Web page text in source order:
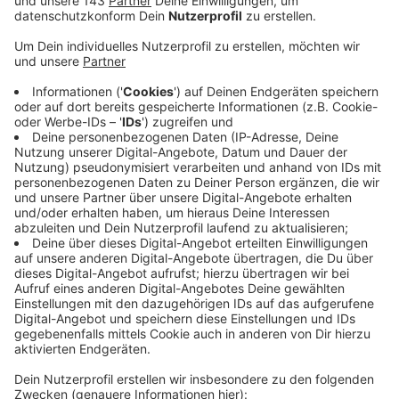
Anzeige
in der Vorweihnachtszeit Verbrennungen zu. Aktuelle
Zahlen des Statistischen Bundesamtes belegen, dass
im Jahr 2021 in Nordrhein-Westfalen insgesamt 1.281
Kinder bis zu zehn Jahren mit Verbrennungen ins
Krankenhaus eingeliefert wurden. Die meisten Kinder
waren unter fünf Jahre alt. In dieser Altersgruppe falle
es den Kindern besonders schwer, Gefahren zu
erkennen und richtig einzuschätzen. Wenn sie sich
verbrennen oder verbrühen, sei es wichtig, Ruhe zu
bewahren und das Kind zu beruhigen. Zuerst sollte in
Brand geratene Kleidung mit Wasser gelöscht oder die
Flammen mit einer Decke erstickt werden. Kleinere
Verbrennungen, zum Beispiel am Finger, werden am
besten mit handwarmem Wasser gekühlt.